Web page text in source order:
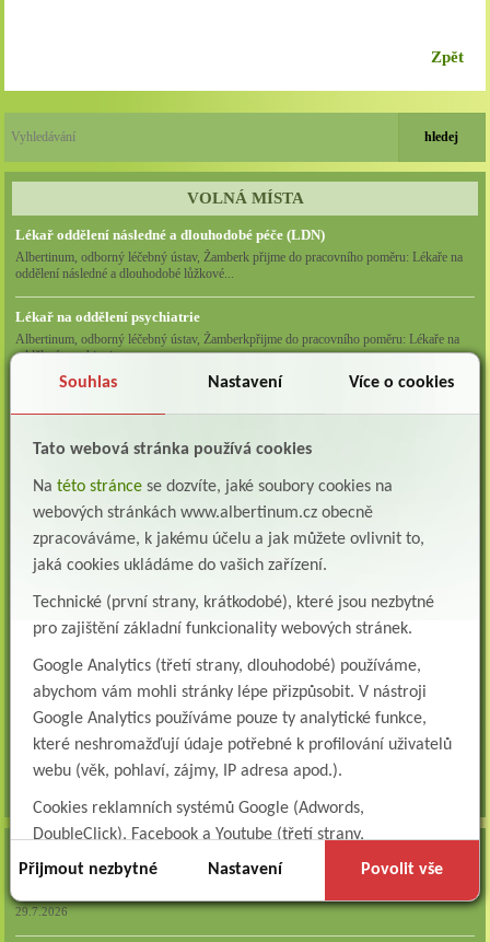
Zpět
VOLNÁ MÍSTA
Lékař oddělení následné a dlouhodobé péče (LDN)
Albertinum, odborný léčebný ústav, Žamberk přijme do pracovního poměru: Lékaře na
oddělení následné a dlouhodobé lůžkové...
Lékař na oddělení psychiatrie
Albertinum, odborný léčebný ústav, Žamberkpřijme do pracovního poměru: Lékaře na
oddělení psychiatrie ...
Všeobecná/praktická sestra na LDN
Přidejte se k nám Do našeho týmu přijmeme všeobecnou nebo praktickou sestru na
lůžkové oddělení následné a dlouhodobé pé...
Všeobecná sestra na plicní oddělení
SESTRA na oddělení pneumologie a ftizeologiePr...
Albertinum, OLÚ, Žamberk přijme
KLINICKÉHO LOGOPEDA Nab...
Ergoterapeut/ka
Albertinum, odborný léčebný ústav, přijme do pracovního
poměru: ERGOTERAPEUTA, EGOTERAPEUTKU Požadujeme:odbornou způsobi...
všechna volná místa »
29.7.2026
Souhlas Nastavení Více o cookies
Tato webová stránka používá cookies
Na této stránce se dozvíte, jaké soubory cookies na
webových stránkách www.albertinum.cz obecně
zpracováváme, k jakému účelu a jak můžete ovlivnit to,
jaká cookies ukládáme do vašich zařízení.
Technické (první strany, krátkodobé), které jsou nezbytné
pro zajištění základní funkcionality webových stránek.
Google Analytics (třetí strany, dlouhodobé) používáme,
abychom vám mohli stránky lépe přizpůsobit. V nástroji
Google Analytics používáme pouze ty analytické funkce,
které neshromažďují údaje potřebné k profilování uživatelů
webu (věk, pohlaví, zájmy, IP adresa apod.).
Cookies reklamních systémů Google (Adwords,
DoubleClick), Facebook a Youtube (třetí strany,
dlouhodobé). Tyto
cookiesslouží k marketingovému
například prostřednictvím personalizované reklamy na
Přijmout nezbytné Nastavení Povolit vše